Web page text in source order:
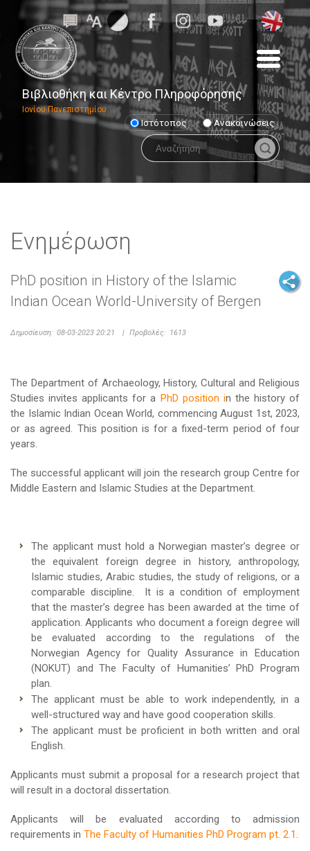
Βιβλιοθήκη και Κέντρο Πληροφόρησης
Ιονίου Πανεπιστημίου
Ιστότοπος Ανακοινώσεις
Ενημέρωση
PhD position in History of the Islamic
Indian Ocean World-University of Bergen
Δημοσίευση: 08-03-2023 20:21 | Προβολές: 1613
The Department of Archaeology, History, Cultural and Religious
Studies invites applicants for a PhD position in the history of
the Islamic Indian Ocean World, commencing August 1st, 2023,
or as agreed. This position is for a fixed-term period of four
years.
The successful applicant will join the research group Centre for
Middle Eastern and Islamic Studies at the Department.
The applicant must hold a Norwegian master’s degree or
the equivalent foreign degree in history, anthropology,
Islamic studies, Arabic studies, the study of religions, or a
comparable discipline. It is a condition of employment
that the master’s degree has been awarded at the time of
application. Applicants who document a foreign degree will
be evaluated according to the regulations of the
Norwegian Agency for Quality Assurance in Education
(NOKUT) and The Faculty of Humanities’ PhD Program
plan.
The applicant must be able to work independently, in a
well-structured way and have good cooperation skills.
The applicant must be proficient in both written and oral
English.
Applicants must submit a proposal for a research project that
will result in a doctoral dissertation.
Applicants will be evaluated according to admission
requirements in The Faculty of Humanities PhD Program pt. 2.1